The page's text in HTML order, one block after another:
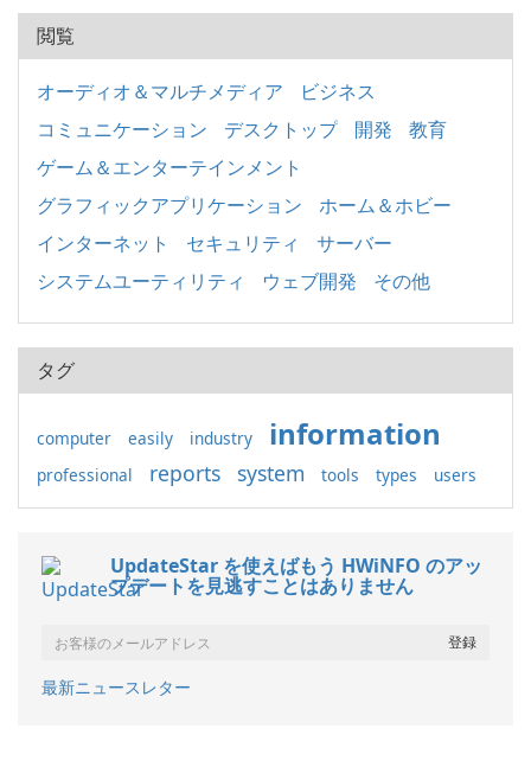
閲覧
オーディオ＆マルチメディア
ビジネス
コミュニケーション
デスクトップ 開発
教育
ゲーム＆エンターテインメント
グラフィックアプリケーション
ホーム＆ホビー
インターネット
セキュリティ
サーバー
システムユーティリティ
ウェブ開発 その他
タグ
computer easily industry information
professional reports system tools types users
UpdateStar を使えばもう HWiNFO のアッ
プデートを見逃すことはありません
最新ニュースレター